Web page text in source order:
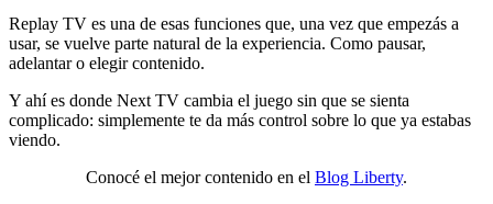
Replay TV es una de esas funciones que, una vez que empezás a
usar, se vuelve parte natural de la experiencia. Como pausar,
adelantar o elegir contenido.
Y ahí es donde Next TV cambia el juego sin que se sienta
complicado: simplemente te da más control sobre lo que ya estabas
viendo.
Conocé el mejor contenido en el Blog Liberty.